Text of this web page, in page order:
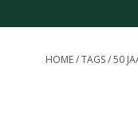
HOME/TAGS/50